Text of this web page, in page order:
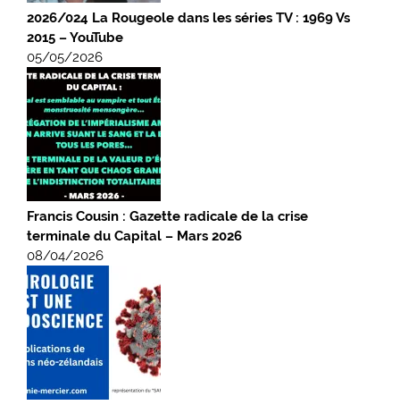
2026/024 La Rougeole dans les séries TV : 1969 Vs
2015 – YouTube
05/05/2026
Francis Cousin : Gazette radicale de la crise
terminale du Capital – Mars 2026
08/04/2026